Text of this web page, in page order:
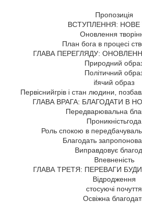
Пропозиція
ВСТУПЛЕННЯ: НОВЕ
Оновлення
План бога в процесі
ГЛАВА ПЕРЕГЛЯДУ:
Природний
Політичний
ifячий образ
Первіснийгрів і стан людини,
ГЛАВА ВРАГА: БЛАГОДАТИ В
Передварювальна
Проникністьгода
Роль спокою в
Благодать
Виправдовує
Впевненість
ГЛАВА ТРЕТЯ: ПЕРЕВАГИ
Відродження
стосуючі почуття
Освіжна